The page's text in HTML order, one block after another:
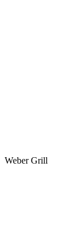
Weber Grill